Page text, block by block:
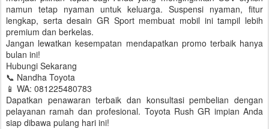
namun tetap nyaman untuk keluarga. Suspensi nyaman, fitur
lengkap, serta desain GR Sport membuat mobil ini tampil lebih
premium dan berkelas.
Jangan lewatkan kesempatan mendapatkan promo terbaik hanya
bulan ini!
Hubungi Sekarang
📞 Nandha Toyota
📱 WA: 081225480783
Dapatkan penawaran terbaik dan konsultasi pembelian dengan
pelayanan ramah dan profesional. Toyota Rush GR impian Anda
siap dibawa pulang hari ini!